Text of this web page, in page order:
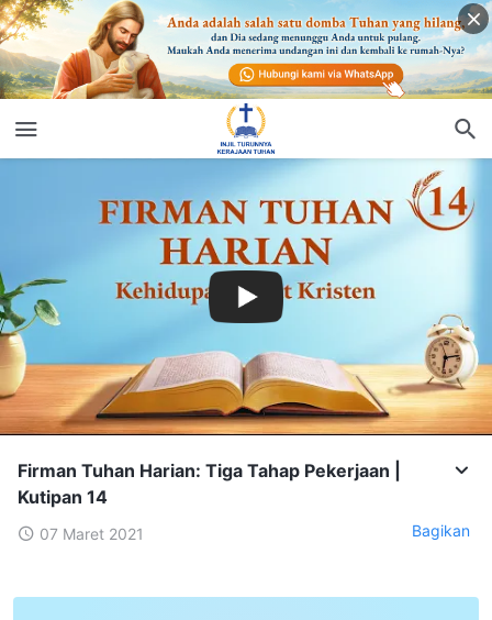
Firman Tuhan Harian: Tiga Tahap Pekerjaan |
Kutipan 14
07 Maret 2021 Bagikan